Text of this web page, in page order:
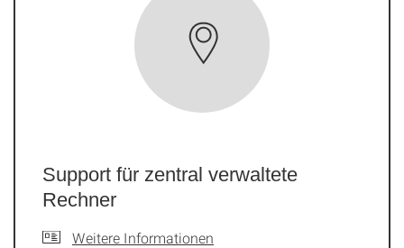
Support für zentral verwaltete
Rechner
Weitere Informationen